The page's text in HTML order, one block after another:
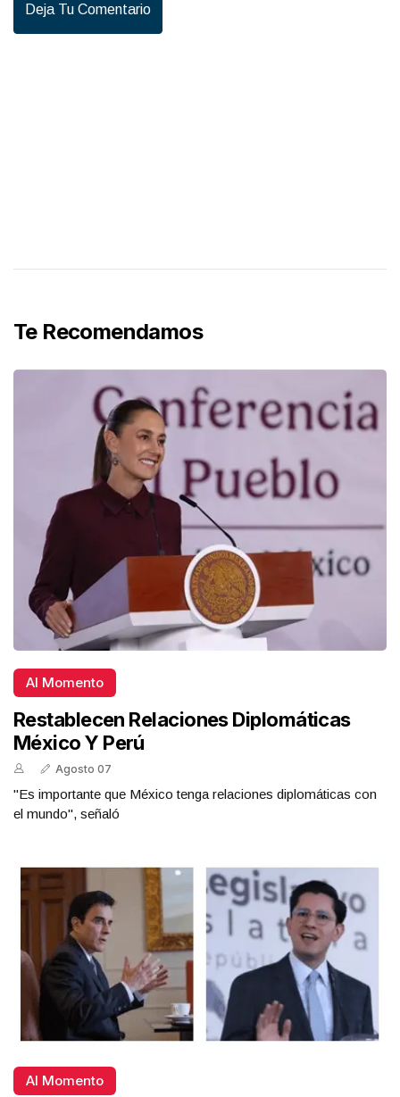
Deja Tu Comentario
Te Recomendamos
Al Momento
Restablecen Relaciones Diplomáticas
México Y Perú
Agosto 07
"Es importante que México tenga relaciones diplomáticas con
el mundo", señaló
Al Momento